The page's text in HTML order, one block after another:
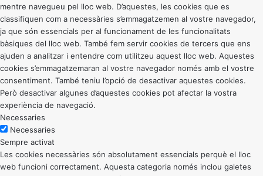
mentre navegueu pel lloc web. D’aquestes, les cookies que es
classifiquen com a necessàries s’emmagatzemen al vostre navegador,
ja que són essencials per al funcionament de les funcionalitats
bàsiques del lloc web. També fem servir cookies de tercers que ens
ajuden a analitzar i entendre com utilitzeu aquest lloc web. Aquestes
cookies s’emmagatzemaran al vostre navegador només amb el vostre
consentiment. També teniu l’opció de desactivar aquestes cookies.
Però desactivar algunes d’aquestes cookies pot afectar la vostra
experiència de navegació.
Necessaries
Necessaries
Sempre activat
Les cookies necessàries són absolutament essencials perquè el lloc
web funcioni correctament. Aquesta categoria només inclou galetes